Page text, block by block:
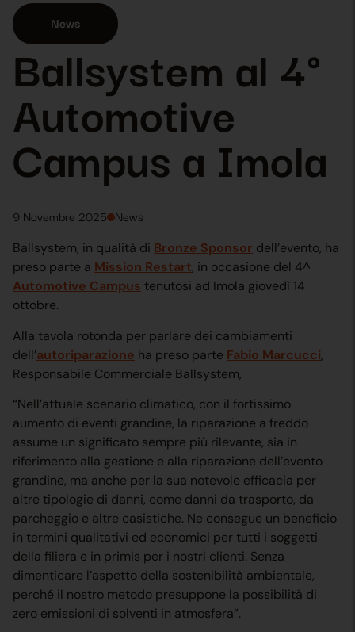
News
Ballsystem al 4°
Automotive
Campus a Imola
9 Novembre 2025 News
Ballsystem, in qualità di Bronze Sponsor dell’evento, ha
preso parte a Mission Restart, in occasione del 4^
Automotive Campus tenutosi ad Imola giovedì 14
ottobre.
Alla tavola rotonda per parlare dei cambiamenti
dell’autoriparazione ha preso parte Fabio Marcucci,
Responsabile Commerciale Ballsystem,
“Nell’attuale scenario climatico, con il fortissimo
aumento di eventi grandine, la riparazione a freddo
assume un significato sempre più rilevante, sia in
riferimento alla gestione e alla riparazione dell’evento
grandine, ma anche per la sua notevole efficacia per
altre tipologie di danni, come danni da trasporto, da
parcheggio e altre casistiche. Ne consegue un beneficio
in termini qualitativi ed economici per tutti i soggetti
della filiera e in primis per i nostri clienti. Senza
dimenticare l’aspetto della sostenibilità ambientale,
perché il nostro metodo presuppone la possibilità di
zero emissioni di solventi in atmosfera”.